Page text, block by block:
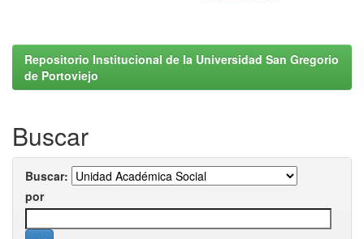
Repositorio Institucional de la Universidad San Gregorio
de Portoviejo
Buscar
Buscar:
por